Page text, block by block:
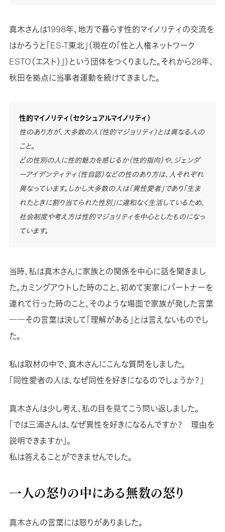
真木さんは1998年、地方で暮らす性的マイノリティの交流を
はかろうと「ES-T東北」（現在の「性と人権ネットワーク
ESTO（エスト）」）という団体をつくりました。それから28年、
秋田を拠点に当事者運動を続けてきました。
性的マイノリティ（セクシュアルマイノリティ）
性のあり方が、大多数の人（性的マジョリティ）とは異なる人の
こと。
どの性別の人に性的魅力を感じるか（性的指向）や、ジェンダ
ーアイデンティティ（性自認）などの性のあり方は、人それぞれ
異なっています。しかし大多数の人は「異性愛者」であり「生ま
れたときに割り当てられた性別」に違和なく生活しているため、
社会制度や考え方は性的マジョリティを中心としたものになっ
ています。
当時、私は真木さんに家族との関係を中心に話を聞きまし
た。カミングアウトした時のこと、初めて実家にパートナーを
連れて行った時のこと、そのような場面で家族が発した言葉
――その言葉は決して「理解がある」とは言えないものでし
た。
私は取材の中で、真木さんにこんな質問をしました。
「同性愛者の人は、なぜ同性を好きになるのでしょうか？」
真木さんは少し考え、私の目を見てこう問い返しました。
「では三浦さんは、なぜ異性を好きになるんですか？ 理由を
説明できますか」。
私は答えることができませんでした。
一人の怒りの中にある無数の怒り
真木さんの言葉には怒りがありました。